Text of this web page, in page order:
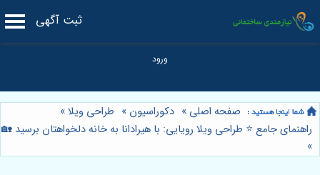
ثبت آگهی
صفحه اصلی » دکوراسیون » طراحی ویلا»
راهنمای جامع ⭐️ طراحی ویلا رویایی: با هیرادانا به خانه دلخواهتان برسید 🏡
»